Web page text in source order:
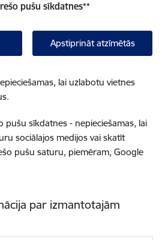
pušu sīkdatnes**
Apstiprināt atzīmētās
lai uzlabotu vietnes
pušu sīkdatnes - nepieciešamas, lai
sociālajos medijos vai skatīt
pušu saturu, piemēram, Google
par izmantotajām